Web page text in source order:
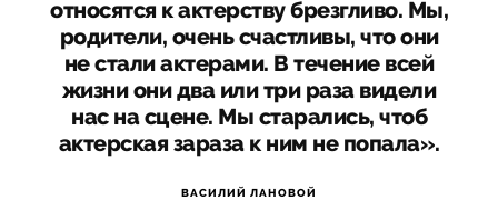
относятся к актерству брезгливо. Мы,
родители, очень счастливы, что они
не стали актерами. В течение всей
жизни они два или три раза видели
нас на сцене. Мы старались, чтоб
актерская зараза к ним не попала».
ВАСИЛИЙ ЛАНОВОЙ